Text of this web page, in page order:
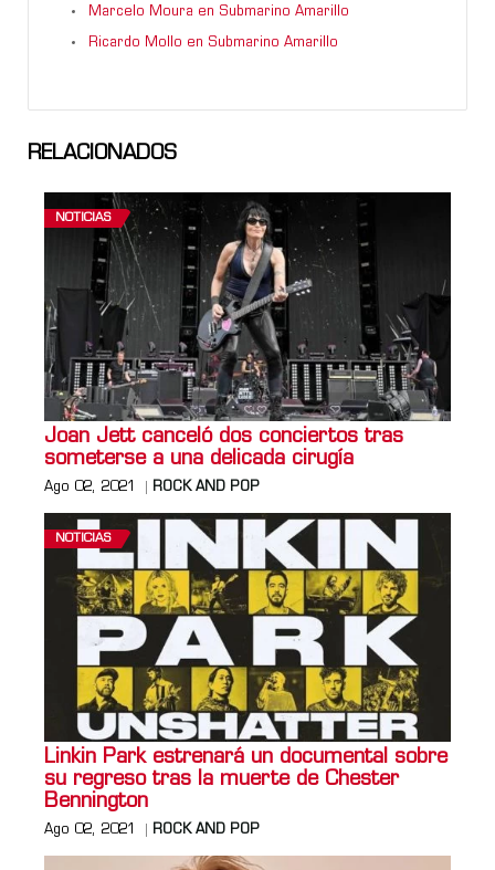
Marcelo Moura en Submarino Amarillo
Ricardo Mollo en Submarino Amarillo
RELACIONADOS
NOTICIAS
Joan Jett canceló dos conciertos tras
someterse a una delicada cirugía
Ago 02, 2021 ROCK AND POP
NOTICIAS
Linkin Park estrenará un documental sobre
su regreso tras la muerte de Chester
Bennington
Ago 02, 2021 ROCK AND POP